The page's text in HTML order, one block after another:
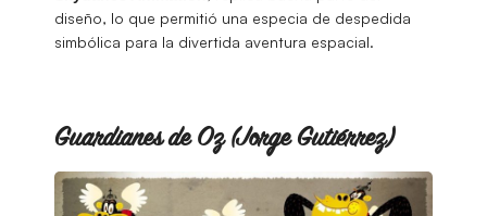
diseño, lo que permitió una especia de despedida
simbólica para la divertida aventura espacial.
Guardianes de Oz (Jorge Gutiérrez)